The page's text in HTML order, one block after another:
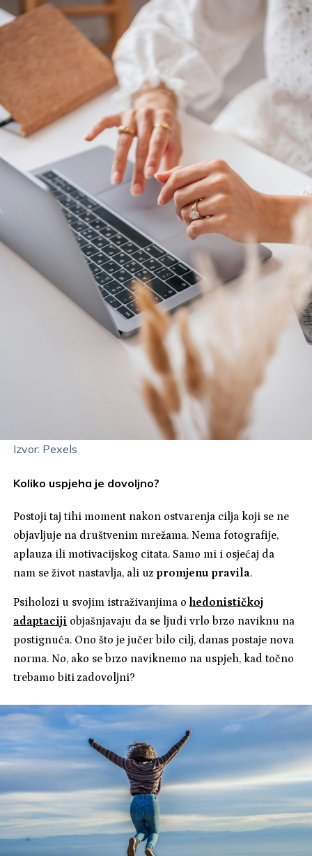
Izvor: Pexels
Koliko uspjeha je dovoljno?
Postoji taj tihi moment nakon ostvarenja cilja koji se ne
objavljuje na društvenim mrežama. Nema fotografije,
aplauza ili motivacijskog citata. Samo mi i osjećaj da
nam se život nastavlja, ali uzpromjenu pravila.
Psiholozi u svojim istraživanjima ohedonističkoj
adaptaciji objašnjavaju da se ljudi vrlo brzo naviknu na
postignuća. Ono što je jučer bilo cilj, danas postaje nova
norma. No, ako se brzo naviknemo na uspjeh, kad točno
trebamo biti zadovoljni?